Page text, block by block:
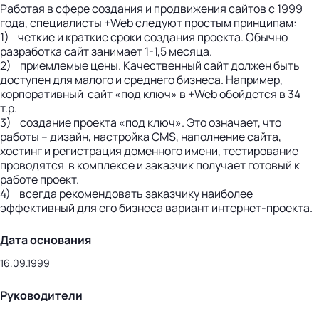
Работая в сфере создания и продвижения сайтов с 1999
года, специалисты +Web следуют простым принципам:
1) четкие и краткие сроки создания проекта. Обычно
разработка сайт занимает 1-1,5 месяца.
2) приемлемые цены. Качественный сайт должен быть
доступен для малого и среднего бизнеса. Например,
корпоративный сайт «под ключ» в +Web обойдется в 34
т.р.
3) создание проекта «под ключ». Это означает, что
работы – дизайн, настройка CMS, наполнение сайта,
хостинг и регистрация доменного имени, тестирование
проводятся в комплексе и заказчик получает готовый к
работе проект.
4) всегда рекомендовать заказчику наиболее
эффективный для его бизнеса вариант интернет-проекта.
Дата основания
16.09.1999
Руководители